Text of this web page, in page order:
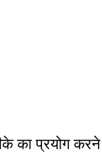
का प्रयोग